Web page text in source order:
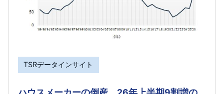
TSRデータインサイト